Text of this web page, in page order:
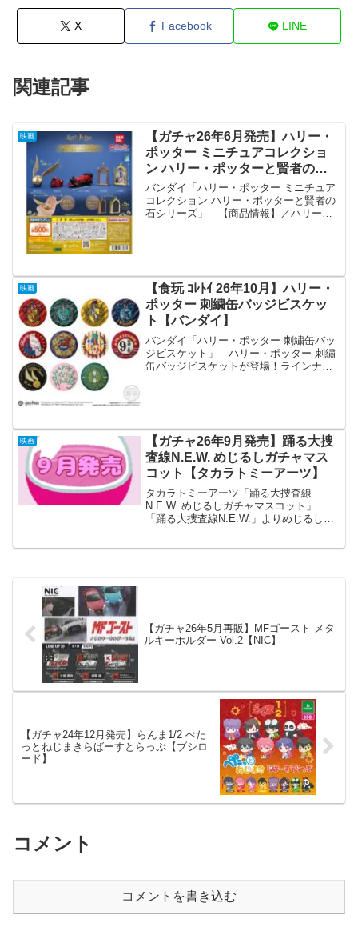
X Facebook LINE
関連記事
映画
【ガチャ26年6月発売】ハリー・
ポッター ミニチュアコレクショ
ン ハリー・ポッターと賢者の石
シリーズ【バンダイ】
バンダイ「ハリー・ポッター ミニチュア
コレクション ハリー・ポッターと賢者の
石シリーズ」 【商品情報】／ハリー・
映画
【食玩 ｺﾚﾄｲ 26年10月】ハリー・
ポッター 刺繍缶バッジビスケッ
ト【バンダイ】
バンダイ「ハリー・ポッター 刺繍缶バッ
ジビスケット」 ハリー・ポッター 刺繡
缶バッジビスケットが登場！ラインナッ
映画
【ガチャ26年9月発売】踊る大捜
査線N.E.W. めじるしガチャマス
コット【タカラトミーアーツ】
タカラトミーアーツ「踊る大捜査線
N.E.W. めじるしガチャマスコット」
「踊る大捜査線N.E.W.」よりめじるしガ
【ガチャ26年5月再販】MFゴースト メタ
ルキーホルダー Vol.2【NIC】
【ガチャ24年12月発売】らんま1/2 ぺた
っとねじまきらばーすとらっぷ【ブシロ
ード】
コメント
コメントを書き込む